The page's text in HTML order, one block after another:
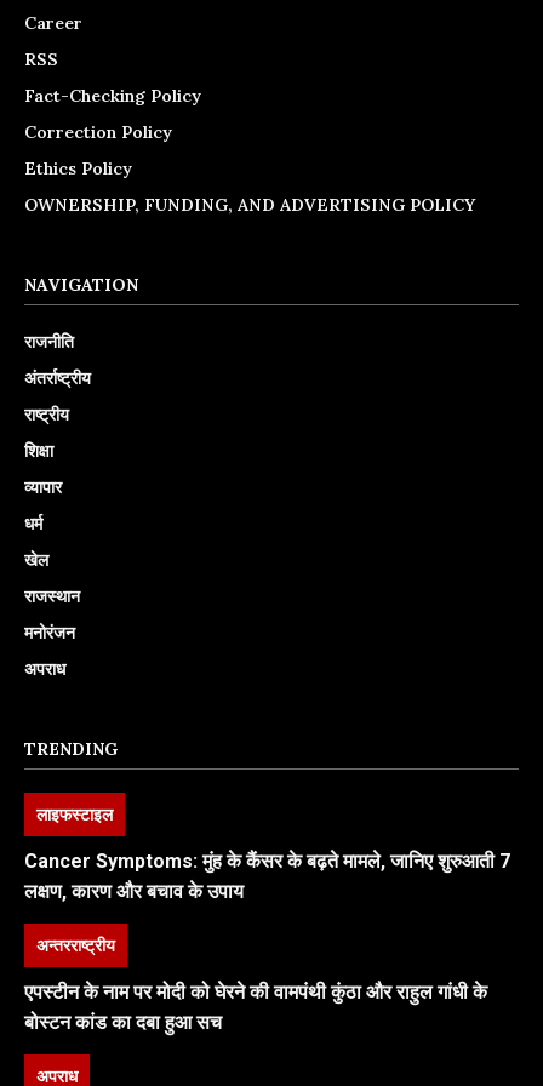
Career
RSS
Fact-Checking Policy
Correction Policy
Ethics Policy
OWNERSHIP, FUNDING, AND ADVERTISING POLICY
NAVIGATION
राजनीति
अंतर्राष्ट्रीय
राष्ट्रीय
शिक्षा
व्यापार
धर्म
खेल
राजस्थान
मनोरंजन
अपराध
TRENDING
लाइफस्टाइल
Cancer Symptoms: मुंह के कैंसर के बढ़ते मामले, जानिए शुरुआती 7
लक्षण, कारण और बचाव के उपाय
अन्तरराष्ट्रीय
एपस्टीन के नाम पर मोदी को घेरने की वामपंथी कुंठा और राहुल गांधी के
बोस्टन कांड का दबा हुआ सच
अपराध